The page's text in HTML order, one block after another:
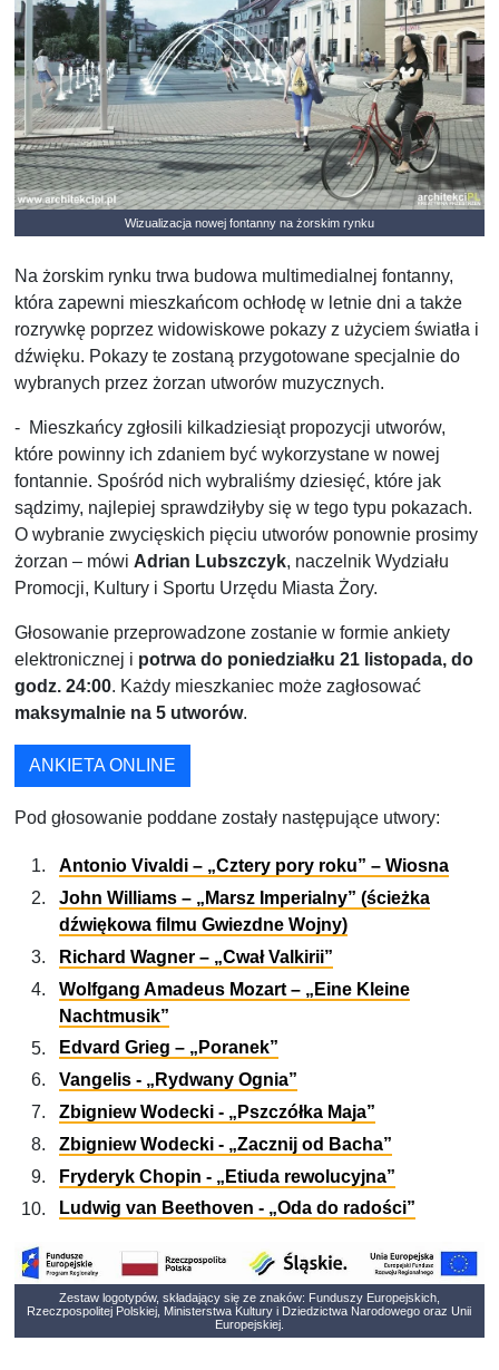
Wizualizacja nowej fontanny na żorskim rynku
Na żorskim rynku trwa budowa multimedialnej fontanny,
która zapewni mieszkańcom ochłodę w letnie dni a także
rozrywkę poprzez widowiskowe pokazy z użyciem światła i
dźwięku. Pokazy te zostaną przygotowane specjalnie do
wybranych przez żorzan utworów muzycznych.
- Mieszkańcy zgłosili kilkadziesiąt propozycji utworów,
które powinny ich zdaniem być wykorzystane w nowej
fontannie. Spośród nich wybraliśmy dziesięć, które jak
sądzimy, najlepiej sprawdziłyby się w tego typu pokazach.
O wybranie zwycięskich pięciu utworów ponownie prosimy
żorzan – mówi Adrian Lubszczyk, naczelnik Wydziału
Promocji, Kultury i Sportu Urzędu Miasta Żory.
Głosowanie przeprowadzone zostanie w formie ankiety
elektronicznej i potrwa do poniedziałku 21 listopada, do
godz. 24:00. Każdy mieszkaniec może zagłosować
maksymalnie na 5 utworów.
ANKIETA ONLINE
Pod głosowanie poddane zostały następujące utwory:
Antonio Vivaldi – „Cztery pory roku” – Wiosna
John Williams – „Marsz Imperialny” (ścieżka
dźwiękowa filmu Gwiezdne Wojny)
Richard Wagner – „Cwał Valkirii”
Wolfgang Amadeus Mozart – „Eine Kleine
Nachtmusik”
Edvard Grieg – „Poranek”
Vangelis - „Rydwany Ognia”
Zbigniew Wodecki - „Pszczółka Maja”
Zbigniew Wodecki - „Zacznij od Bacha”
Fryderyk Chopin - „Etiuda rewolucyjna”
Ludwig van Beethoven - „Oda do radości”
Zestaw logotypów, składający się ze znaków: Funduszy Europejskich,
Rzeczpospolitej Polskiej, Ministerstwa Kultury i Dziedzictwa Narodowego oraz Unii
Europejskiej.